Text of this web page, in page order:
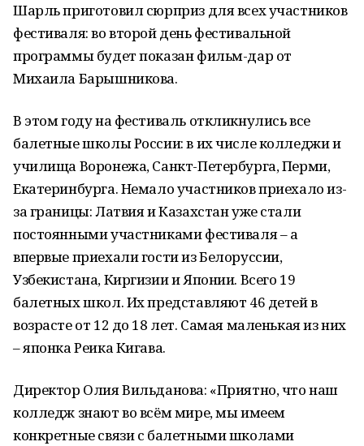
Шарль приготовил сюрприз для всех участников
фестиваля: во второй день фестивальной
программы будет показан фильм-дар от
Михаила Барышникова.
В этом году на фестиваль откликнулись все
балетные школы России: в их числе колледжи и
училища Воронежа, Санкт-Петербурга, Перми,
Екатеринбурга. Немало участников приехало из-
за границы: Латвия и Казахстан уже стали
постоянными участниками фестиваля – а
впервые приехали гости из Белоруссии,
Узбекистана, Киргизии и Японии. Всего 19
балетных школ. Их представляют 46 детей в
возрасте от 12 до 18 лет. Самая маленькая из них
– японка Реика Кигава.
Директор Олия Вильданова: «Приятно, что наш
колледж знают во всём мире, мы имеем
конкретные связи с балетными школами